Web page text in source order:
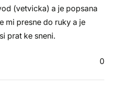
(vetvicka) a je popsana
mi presne do ruky a je
prat ke sneni.
0